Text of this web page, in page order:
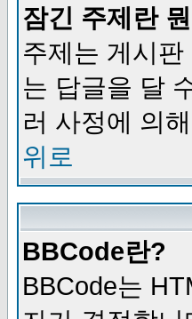
잠긴 주제란
주제는 게시
는 답글을 달
러 사정에 의
위로
BBCode란?
BBCode는